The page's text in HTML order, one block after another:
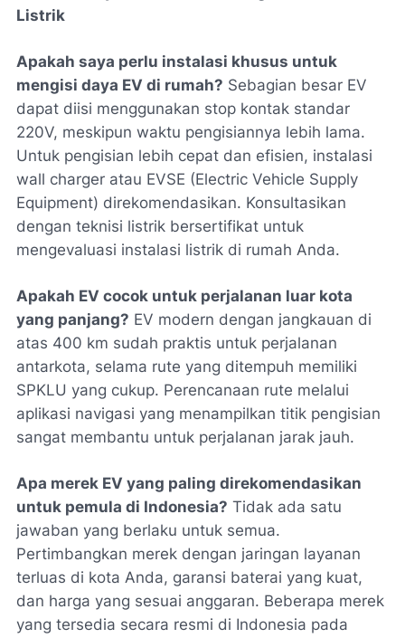
Listrik
Apakah saya perlu instalasi khusus untuk
mengisi daya EV di rumah? Sebagian besar EV
dapat diisi menggunakan stop kontak standar
220V, meskipun waktu pengisiannya lebih lama.
Untuk pengisian lebih cepat dan efisien, instalasi
wall charger atau EVSE (Electric Vehicle Supply
Equipment) direkomendasikan. Konsultasikan
dengan teknisi listrik bersertifikat untuk
mengevaluasi instalasi listrik di rumah Anda.
Apakah EV cocok untuk perjalanan luar kota
yang panjang? EV modern dengan jangkauan di
atas 400 km sudah praktis untuk perjalanan
antarkota, selama rute yang ditempuh memiliki
SPKLU yang cukup. Perencanaan rute melalui
aplikasi navigasi yang menampilkan titik pengisian
sangat membantu untuk perjalanan jarak jauh.
Apa merek EV yang paling direkomendasikan
untuk pemula di Indonesia? Tidak ada satu
jawaban yang berlaku untuk semua.
Pertimbangkan merek dengan jaringan layanan
terluas di kota Anda, garansi baterai yang kuat,
dan harga yang sesuai anggaran. Beberapa merek
yang tersedia secara resmi di Indonesia pada